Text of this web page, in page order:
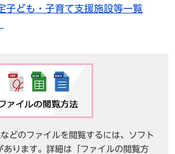
子ども・子育て支援施設等一覧
どのファイルを閲覧するには、ソフト
あります。詳細は「ファイルの閲覧方